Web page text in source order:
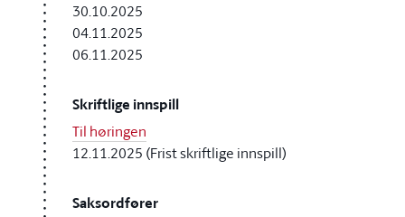
30.10.2025
04.11.2025
06.11.2025
Skriftlige innspill
Til høringen
12.11.2025 (Frist skriftlige innspill)
Saksordfører